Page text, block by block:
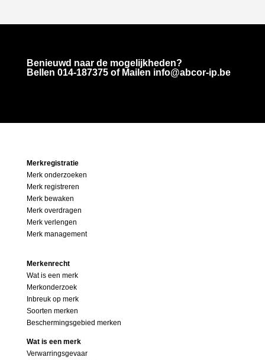
Benieuwd naar de mogelijkheden?
Bellen 014-187375 of Mailen info@abcor-ip.be
Merkregistratie
Merk onderzoeken
Merk registreren
Merk bewaken
Merk overdragen
Merk verlengen
Merk management
Merkenrecht
Wat is een merk
Merkonderzoek
Inbreuk op merk
Soorten merken
Beschermingsgebied merken
Wat is een merk
Verwarringsgevaar